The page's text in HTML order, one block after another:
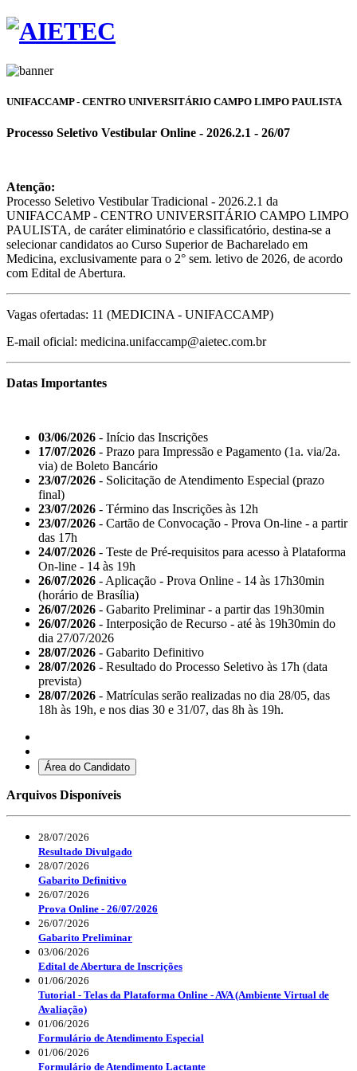
UNIFACCAMP - CENTRO UNIVERSITÁRIO CAMPO LIMPO PAULISTA
Processo Seletivo Vestibular Online - 2026.2.1 - 26/07
Atenção:
Processo Seletivo Vestibular Tradicional - 2026.2.1 da
UNIFACCAMP - CENTRO UNIVERSITÁRIO CAMPO LIMPO
PAULISTA, de caráter eliminatório e classificatório, destina-se a
selecionar candidatos ao Curso Superior de Bacharelado em
Medicina, exclusivamente para o 2° sem. letivo de 2026, de acordo
com Edital de Abertura.
Vagas ofertadas: 11 (MEDICINA - UNIFACCAMP)
E-mail oficial: medicina.unifaccamp@aietec.com.br
Datas Importantes
03/06/2026 - Início das Inscrições
17/07/2026 - Prazo para Impressão e Pagamento (1a. via/2a.
via) de Boleto Bancário
23/07/2026 - Solicitação de Atendimento Especial (prazo
final)
23/07/2026 - Término das Inscrições às 12h
23/07/2026 - Cartão de Convocação - Prova On-line - a partir
das 17h
24/07/2026 - Teste de Pré-requisitos para acesso à Plataforma
On-line - 14 às 19h
26/07/2026 - Aplicação - Prova Online - 14 às 17h30min
(horário de Brasília)
26/07/2026 - Gabarito Preliminar - a partir das 19h30min
26/07/2026 - Interposição de Recurso - até às 19h30min do
dia 27/07/2026
28/07/2026 - Gabarito Definitivo
28/07/2026 - Resultado do Processo Seletivo às 17h (data
prevista)
28/07/2026 - Matrículas serão realizadas no dia 28/05, das
18h às 19h, e nos dias 30 e 31/07, das 8h às 19h.
Área do Candidato
Arquivos Disponíveis
28/07/2026
Resultado Divulgado
28/07/2026
Gabarito Definitivo
26/07/2026
Prova Online - 26/07/2026
26/07/2026
Gabarito Preliminar
03/06/2026
Edital de Abertura de Inscrições
01/06/2026
Tutorial - Telas da Plataforma Online - AVA (Ambiente Virtual de
Avaliação)
01/06/2026
Formulário de Atendimento Especial
01/06/2026
Formulário de Atendimento Lactante